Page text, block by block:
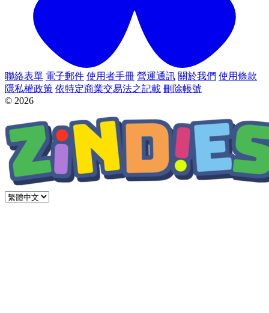
聯絡表單 電子郵件 使用者手冊 營運通訊 關於我們 使用條款
隱私權政策 依特定商業交易法之記載 刪除帳號
© 2026